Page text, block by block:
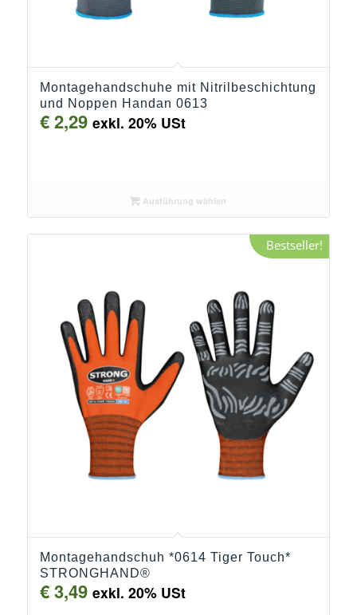
Montagehandschuhe mit Nitrilbeschichtung
und Noppen Handan 0613
€2,29 exkl. 20% USt
Ausführung wählen
Bestseller!
Montagehandschuh *0614 Tiger Touch*
STRONGHAND®
€3,49 exkl. 20% USt